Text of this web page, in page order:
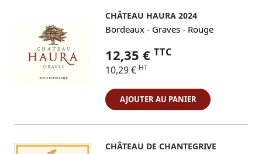
CHÂTEAU HAURA 2024
Bordeaux - Graves - Rouge
12,35 € TTC
10,29 € HT
AJOUTER AU PANIER
CHÂTEAU DE CHANTEGRIVE